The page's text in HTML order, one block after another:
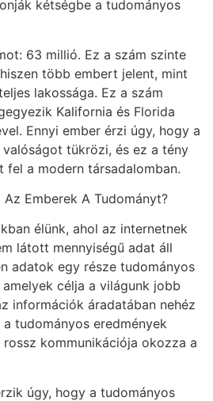
kétségbe a tudományos
63 millió. Ez a szám szinte
több embert jelent, mint
lakossága. Ez a szám
Kalifornia és Florida
Ennyi ember érzi úgy, hogy a
tükrözi, és ez a tény
fel a modern társadalomban.
Emberek A Tudományt?
élünk, ahol az internetnek
látott mennyiségű adat áll
adatok egy része tudományos
célja a világunk jobb
információk áradatában nehéz
tudományos eredmények
kommunikációja okozza a
úgy, hogy a tudományos